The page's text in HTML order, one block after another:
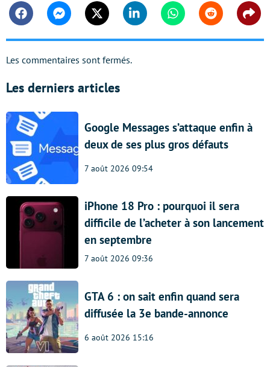
FacebookMessengerTwitter Linkedin WhatsappReddit
Les commentaires sont fermés.
Les derniers articles
Google Messages s’attaque enfin à
deux de ses plus gros défauts
7 août 2026 09:54
iPhone 18 Pro : pourquoi il sera
difficile de l’acheter à son lancement
en septembre
7 août 2026 09:36
GTA 6 : on sait enfin quand sera
diffusée la 3e bande-annonce
6 août 2026 15:16